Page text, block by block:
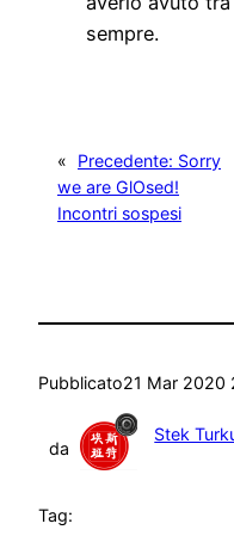
sempre.
« Precedente: Sorry
we are GlOsed!
Incontri sospesi
Pubblicato21 Mar 2020
da
Stek
Tag: